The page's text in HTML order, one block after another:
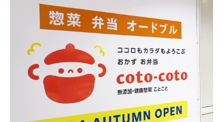
新潟市中央区
新潟市南区
新潟市江南区 新潟市秋葉区
新潟市西蒲区
村上・関川
新発田・聖籠
胎内・粟島
三条・加茂・田上
五泉・阿賀野・阿賀
燕・弥彦
長岡・見附
小千谷・十日町・津南
魚沼・南魚沼・湯沢
柏崎・刈羽・出雲崎
上越・妙高・糸魚川
ご当地グルメ
季節・期間限定
居酒屋・バー 焼肉
パスタ
パン・ベーカリー
タレカツ・豚カツ
デカ盛り・大盛り
旨辛・激辛
定食・町定食 海鮮・鮨
そば・うどん
日本酒・新潟清酒
ワイン・クラフトビール
ケーキ・パフェ
ビアガーデン・暑気払い
忘新年会・歓送迎会
セミナー・講演会
住宅展示場
完成見学会 学生スポーツ アルビレックス
病院・クリニック
ビルボードプレイスBP
新潟伊勢丹
ピア万代
リバーサイド千秋
パティオPATIO
冠婚葬祭
習い事・塾 通販・EC
官公庁・自治体
新潟市 チラシ
長岡・見附 チラシ
注目 チラシ
週末セール
火曜セール
オープン・リニューアルセール
周年祭・感謝祭セール
年末・初売りセール